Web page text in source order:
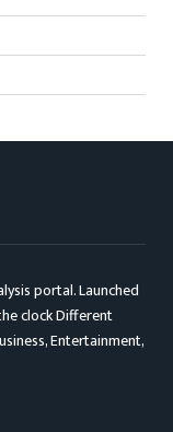
portal. Launched
clock Different
Entertainment,